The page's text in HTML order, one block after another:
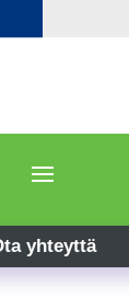
yhteyttä